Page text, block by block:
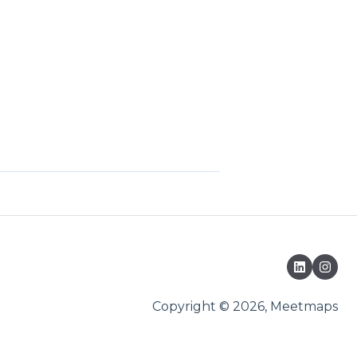
Copyright © 2026, Meetmaps